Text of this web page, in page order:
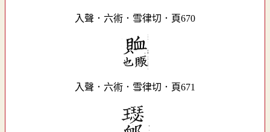
入聲．六術．雪律切．頁670
入聲．六術．雪律切．頁671